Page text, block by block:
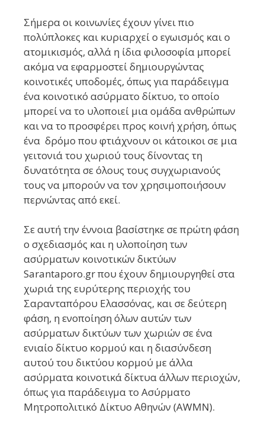
Σήμερα οι κοινωνίες έχουν γίνει πιο
πολύπλοκες και κυριαρχεί ο εγωισμός και ο
ατομικισμός, αλλά η ίδια φιλοσοφία μπορεί
ακόμα να εφαρμοστεί δημιουργώντας
κοινοτικές υποδομές, όπως για παράδειγμα
ένα κοινοτικό ασύρματο δίκτυο, το οποίο
μπορεί να το υλοποιεί μια ομάδα ανθρώπων
και να το προσφέρει προς κοινή χρήση, όπως
ένα δρόμο που φτιάχνουν οι κάτοικοι σε μια
γειτονιά του χωριού τους δίνοντας τη
δυνατότητα σε όλους τους συγχωριανούς
τους να μπορούν να τον χρησιμοποιήσουν
περνώντας από εκεί.
Σε αυτή την έννοια βασίστηκε σε πρώτη φάση
ο σχεδιασμός και η υλοποίηση των
ασύρματων κοινοτικών δικτύων
Sarantaporo.gr που έχουν δημιουργηθεί στα
χωριά της ευρύτερης περιοχής του
Σαρανταπόρου Ελασσόνας, και σε δεύτερη
φάση, η ενοποίηση όλων αυτών των
ασύρματων δικτύων των χωριών σε ένα
ενιαίο δίκτυο κορμού και η διασύνδεση
αυτού του δικτύου κορμού με άλλα
ασύρματα κοινοτικά δίκτυα άλλων περιοχών,
όπως για παράδειγμα το Ασύρματο
Μητροπολιτικό Δίκτυο Αθηνών (AWMN).